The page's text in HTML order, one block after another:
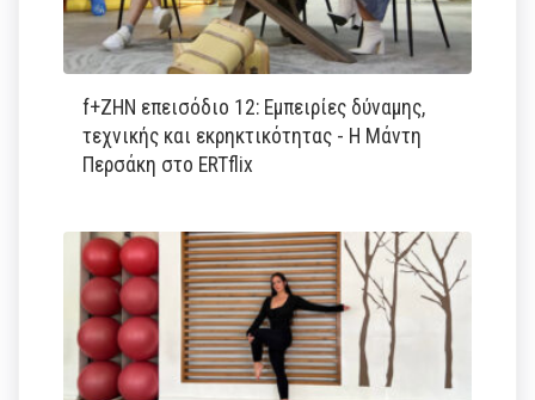
f+ΖΗΝ επεισόδιο 12: Εμπειρίες δύναμης,
τεχνικής και εκρηκτικότητας - Η Μάντη
Περσάκη στο ERTflix